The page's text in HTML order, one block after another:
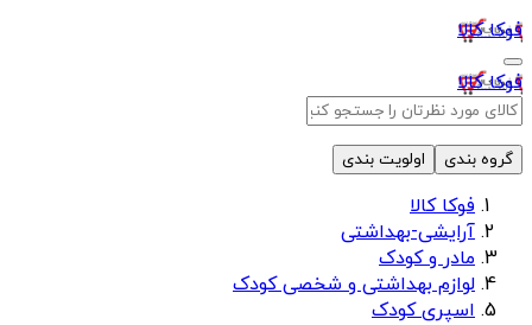
فوکا کالا
فوکا کالا
گروه بندی اولویت بندی
فوکا کالا
آرایشی-بهداشتی
مادر و کودک
لوازم بهداشتی و شخصی کودک
اسپری کودک